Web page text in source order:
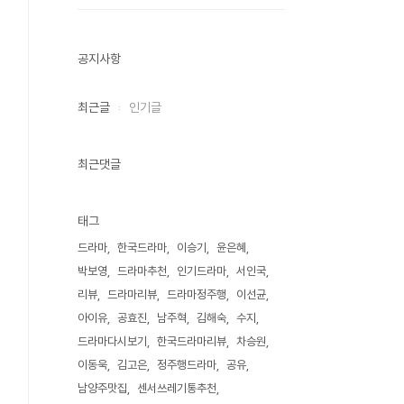
공지사항
최근글 인기글
최근댓글
태그
드라마 한국드라마 이승기
윤은혜
박보영
드라마추천 인기드라마
서인국
리뷰
드라마리뷰 드라마정주행
이선균
아이유
공효진 남주혁 김해숙
수지
드라마다시보기
한국드라마리뷰
차승원
이동욱
김고은 정주행드라마
공유
남양주맛집
센서쓰레기통추천